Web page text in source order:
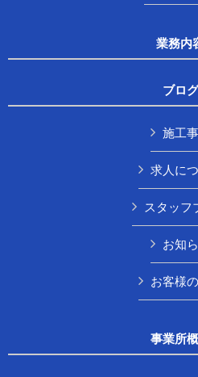
業務内
ブログ
施工
求人に
スタッフ
お知
お客様
事業所